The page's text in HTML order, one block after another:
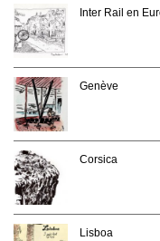
Inter Rail en
Genève
Corsica
Lisboa